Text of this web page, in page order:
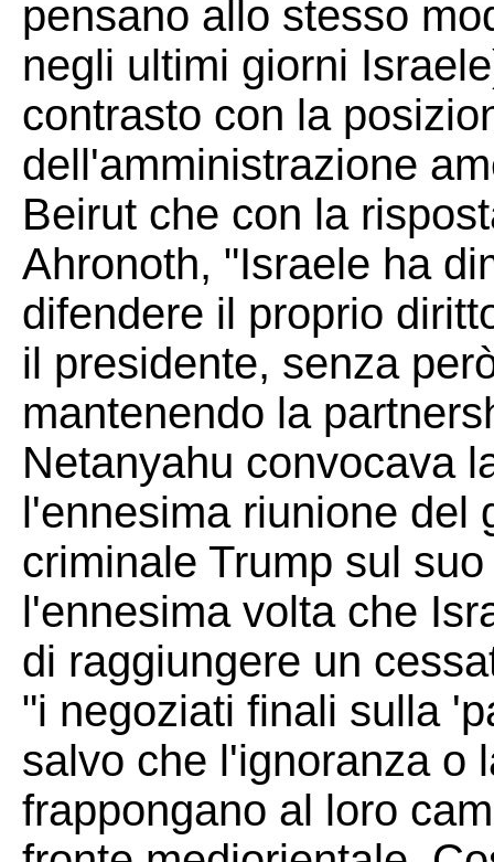
pensano allo stesso
negli ultimi giorni
contrasto con la
dell'amministrazione
Beirut che con la
Ahronoth, "Israele ha
difendere il proprio
il presidente, senza
mantenendo la
Netanyahu convocava
l'ennesima riunione del
criminale Trump sul
l'ennesima volta che
di raggiungere un
"i negoziati finali sulla
salvo che l'ignoranza o
frappongano al loro